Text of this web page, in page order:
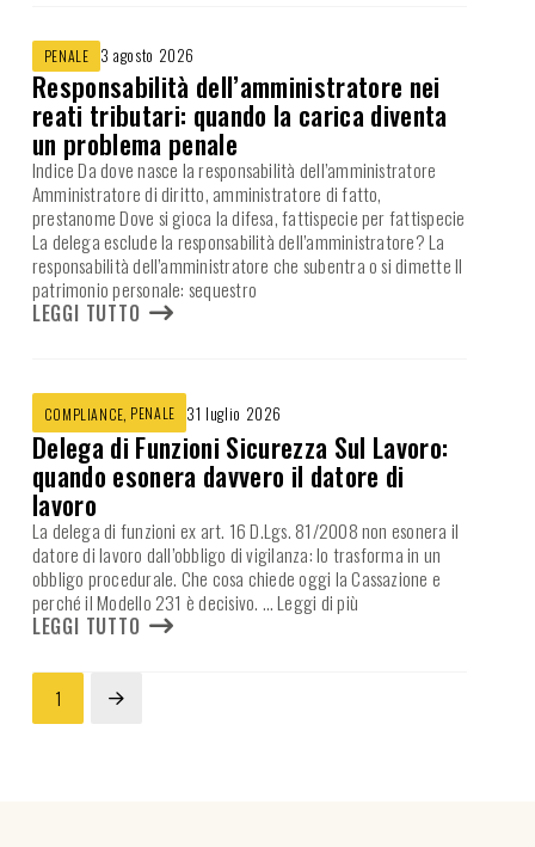
PENALE 3 agosto 2026
Responsabilità dell’amministratore nei
reati tributari: quando la carica diventa
un problema penale
Indice Da dove nasce la responsabilità dell’amministratore
Amministratore di diritto, amministratore di fatto,
prestanome Dove si gioca la difesa, fattispecie per fattispecie
La delega esclude la responsabilità dell’amministratore? La
responsabilità dell’amministratore che subentra o si dimette Il
patrimonio personale: sequestro
LEGGI TUTTO
COMPLIANCE, PENALE 31 luglio 2026
Delega di Funzioni Sicurezza Sul Lavoro:
quando esonera davvero il datore di
lavoro
La delega di funzioni ex art. 16 D.Lgs. 81/2008 non esonera il
datore di lavoro dall’obbligo di vigilanza: lo trasforma in un
obbligo procedurale. Che cosa chiede oggi la Cassazione e
perché il Modello 231 è decisivo. … Leggi di più
LEGGI TUTTO
1 Next